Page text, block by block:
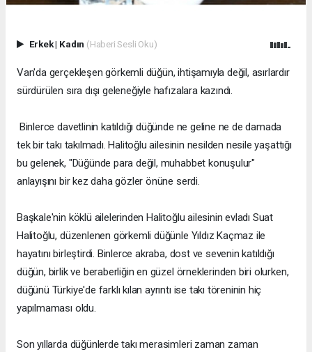
Erkek| Kadın (Haberi Sesli Oku)
Van'da gerçekleşen görkemli düğün, ihtişamıyla değil, asırlardır
sürdürülen sıra dışı geleneğiyle hafızalara kazındı.
Binlerce davetlinin katıldığı düğünde ne geline ne de damada
tek bir takı takılmadı. Halitoğlu ailesinin nesilden nesile yaşattığı
bu gelenek, "Düğünde para değil, muhabbet konuşulur"
anlayışını bir kez daha gözler önüne serdi.
Başkale'nin köklü ailelerinden Halitoğlu ailesinin evladı Suat
Halitoğlu, düzenlenen görkemli düğünle Yıldız Kaçmaz ile
hayatını birleştirdi. Binlerce akraba, dost ve sevenin katıldığı
düğün, birlik ve beraberliğin en güzel örneklerinden biri olurken,
düğünü Türkiye'de farklı kılan ayrıntı ise takı töreninin hiç
yapılmaması oldu.
Son yıllarda düğünlerde takı merasimleri zaman zaman